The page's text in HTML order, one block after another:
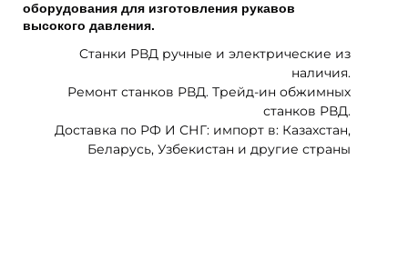
Cтанки РВД ручные и электрические из
наличия.
Ремонт станков РВД. Трейд-ин обжимных
станков РВД.
Доставка по РФ И СНГ: импорт в: Казахстан,
Беларусь, Узбекистан и другие страны
оборудования для изготовления рукавов
высокого давления.